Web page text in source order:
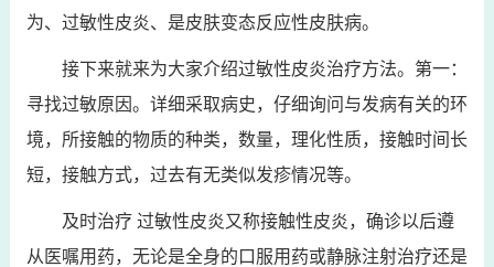
为、过敏性皮炎、是皮肤变态反应性皮肤病。
接下来就来为大家介绍过敏性皮炎治疗方法。第一：
寻找过敏原因。详细采取病史，仔细询问与发病有关的环
境，所接触的物质的种类，数量，理化性质，接触时间长
短，接触方式，过去有无类似发疹情况等。
及时治疗 过敏性皮炎又称接触性皮炎，确诊以后遵
从医嘱用药，无论是全身的口服用药或静脉注射治疗还是